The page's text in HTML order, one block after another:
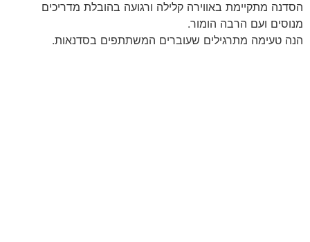
הסדנה מתקיימת באווירה קלילה ורגועה בהובלת מדריכים
מנוסים ועם הרבה הומור.
הנה טעימה מתרגילים שעוברים המשתתפים בסדנאות.